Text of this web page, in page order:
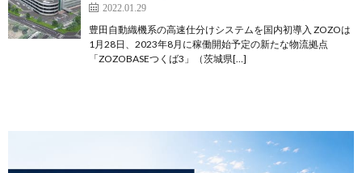
2022.01.29
豊田自動織機系の高速仕分けシステムを国内初導入 ZOZOは
1月28日、2023年8月に稼働開始予定の新たな物流拠点
「ZOZOBASEつくば3」（茨城県[…]